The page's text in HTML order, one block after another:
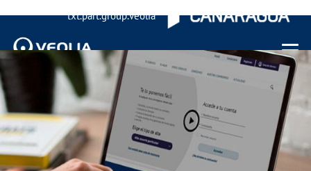
txt.part.group.veolia
Menu